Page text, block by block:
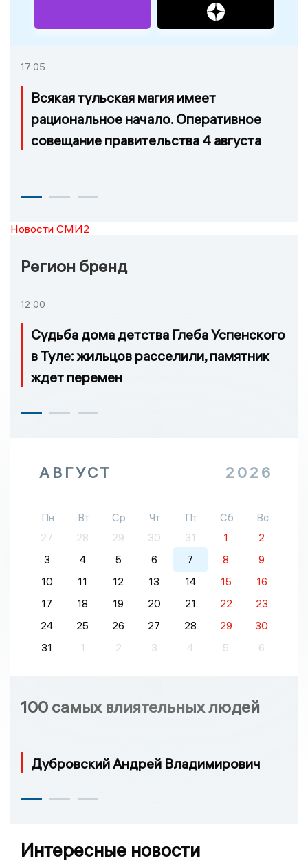
17:05
Всякая тульская магия имеет
рациональное начало. Оперативное
совещание правительства 4 августа
Новости СМИ2
Регион бренд
12:00
Судьба дома детства Глеба Успенского
в Туле: жильцов расселили, памятник
ждет перемен
АВГУСТ 2026
Пн Вт Ср Чт Пт Сб
Вс
27
28 29 30 31 1
2
3
4 5 6 7 8
9
10
11 12 13 14 15
16
17
18 19 20 21 22
23
24
25 26 27 28 29
30
31
1 2 3 4 5 6
100 самых влиятельных людей
Дубровский Андрей Владимирович
Интересные новости